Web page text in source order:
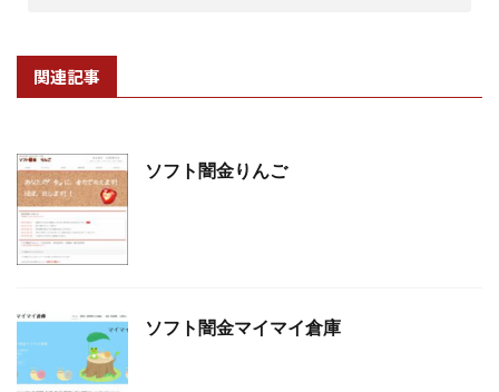
関連記事
ソフト闇金りんご
ソフト闇金マイマイ倉庫